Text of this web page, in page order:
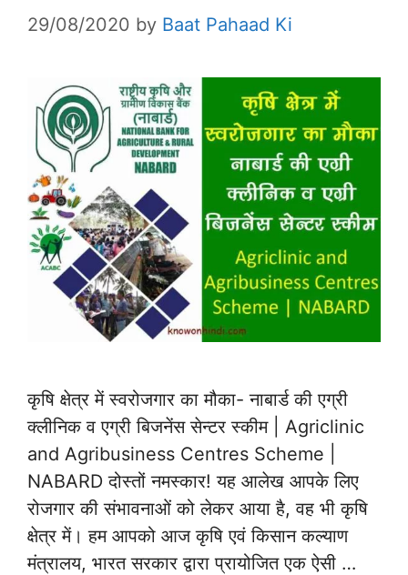
29/08/2020 by Baat Pahaad Ki
कृषि क्षेत्र में स्वरोजगार का मौका- नाबार्ड की एग्री
क्लीनिक व एग्री बिजनेंस सेन्टर स्कीम | Agriclinic
and Agribusiness Centres Scheme |
NABARD दोस्तों नमस्कार! यह आलेख आपके लिए
रोजगार की संभावनाओं को लेकर आया है, वह भी कृषि
क्षेत्र में। हम आपको आज कृषि एवं किसान कल्याण
मंत्रालय, भारत सरकार द्वारा प्रायोजित एक ऐसी …